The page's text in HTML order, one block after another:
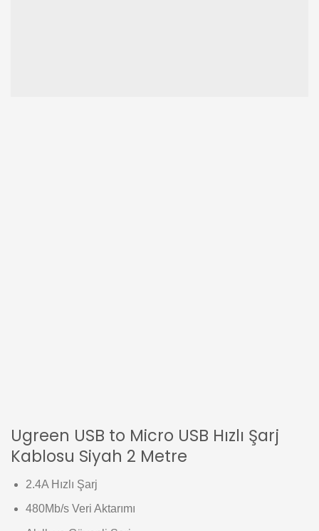
Ugreen USB to Micro USB Hızlı Şarj
Kablosu Siyah 2 Metre
2.4A Hızlı Şarj
480Mb/s Veri Aktarımı